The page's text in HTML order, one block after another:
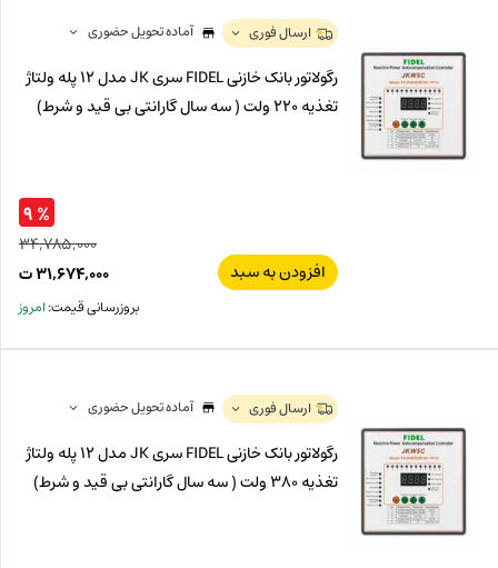
ارسال فوری آماده تحویل حضوری
رگولاتور بانک خازنی FIDEL سری JK مدل 12 پله ولتاژ
تغذیه 220 ولت ( سه سال گارانتی بی قید و شرط)
افزودن به سبد
۳۴,۷۸۵,۰۰۰
۳۱,۶۷۴,۰۰۰ت
% ۹
بروزرسانی قیمت:امروز
ارسال فوری آماده تحویل حضوری
رگولاتور بانک خازنی FIDEL سری JK مدل 12 پله ولتاژ
تغذیه 380 ولت ( سه سال گارانتی بی قید و شرط)